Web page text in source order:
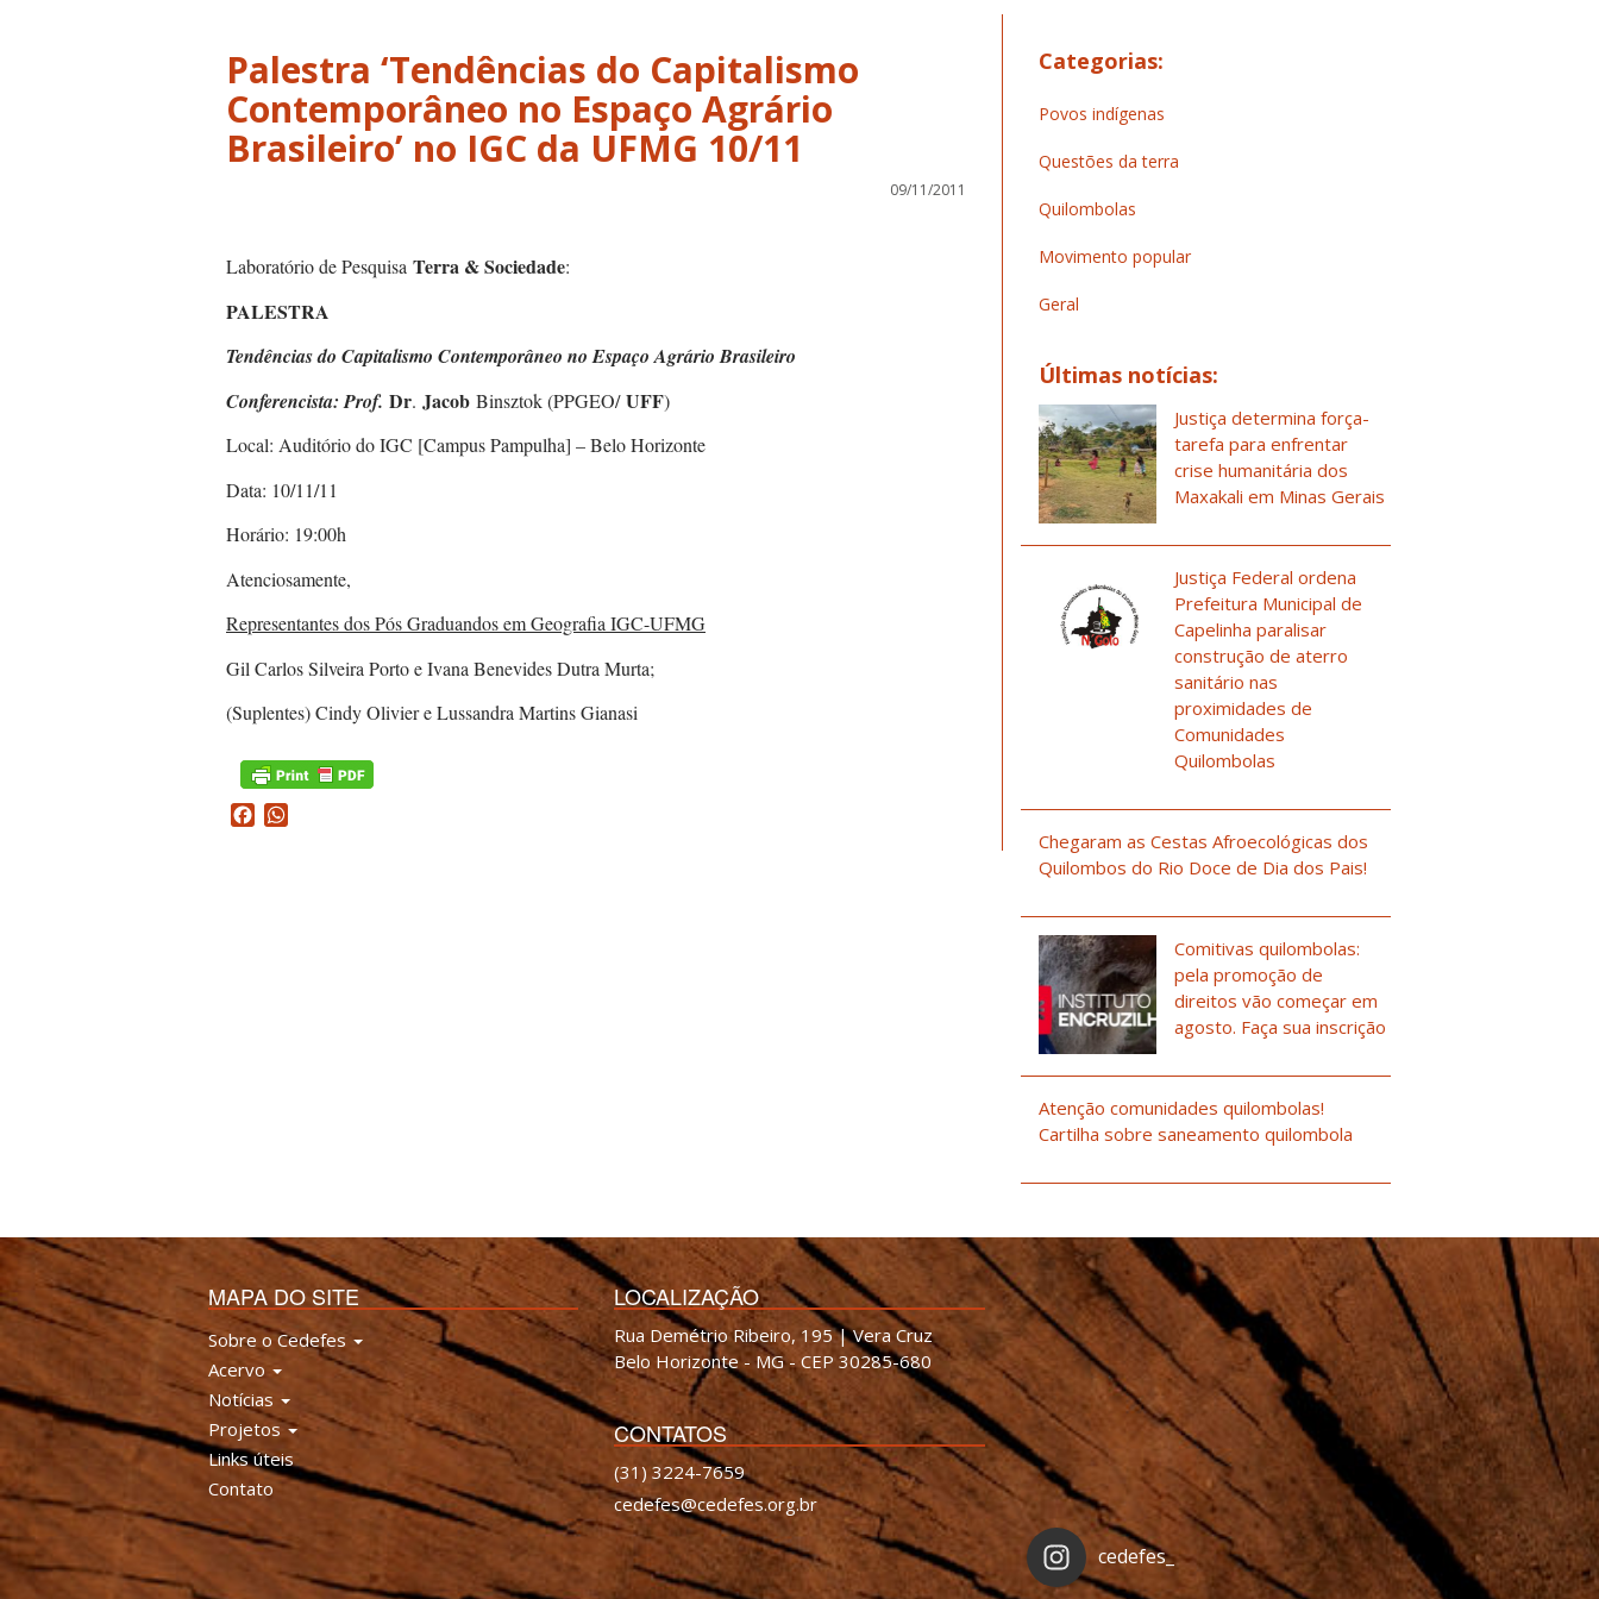
Palestra ‘Tendências do Capitalismo
Contemporâneo no Espaço Agrário
Brasileiro’ no IGC da UFMG 10/11
09/11/2011
Laboratório de Pesquisa Terra & Sociedade:
PALESTRA
Tendências do Capitalismo Contemporâneo no Espaço Agrário Brasileiro
Conferencista: Prof. Dr. Jacob Binsztok (PPGEO/UFF)
Local: Auditório do IGC [Campus Pampulha] – Belo Horizonte
Data: 10/11/11
Horário: 19:00h
Atenciosamente,
Representantes dos Pós Graduandos em Geografia IGC-UFMG
Gil Carlos Silveira Porto e Ivana Benevides Dutra Murta;
(Suplentes) Cindy Olivier e Lussandra Martins Gianasi
Facebook
Categorias:
Povos indígenas
Questões da terra
Quilombolas
Movimento popular
Geral
Últimas notícias:
Justiça determina força-
tarefa para enfrentar
crise humanitária dos
Maxakali em Minas Gerais
Justiça Federal ordena
Prefeitura Municipal de
Capelinha paralisar
construção de aterro
sanitário nas
proximidades de
Comunidades
Quilombolas
Chegaram as Cestas Afroecológicas dos
Quilombos do Rio Doce de Dia dos Pais!
Comitivas quilombolas:
pela promoção de
direitos vão começar em
agosto. Faça sua inscrição
Atenção comunidades quilombolas!
Cartilha sobre saneamento quilombola
MAPA DO SITE
Sobre o Cedefes
Acervo
Notícias
Projetos
Links úteis
Contato
LOCALIZAÇÃO
Rua Demétrio Ribeiro, 195 | Vera Cruz
Belo Horizonte - MG - CEP 30285-680
CONTATOS
(31) 3224-7659
cedefes@cedefes.org.br
cedefes_